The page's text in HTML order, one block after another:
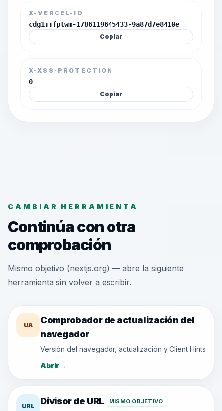
X-VERCEL-ID
cdg1::fptwm-1786119645433-9a87d7e8410e
Copiar
X-XSS-PROTECTION
0
Copiar
CAMBIAR HERRAMIENTA
Continúa con otra
comprobación
Mismo objetivo (nextjs.org) — abre la siguiente
herramienta sin volver a escribir.
UA
Comprobador de actualización del
navegador
Versión del navegador, actualización y Client Hints
Abrir→
URL Divisor de URL MISMO OBJETIVO